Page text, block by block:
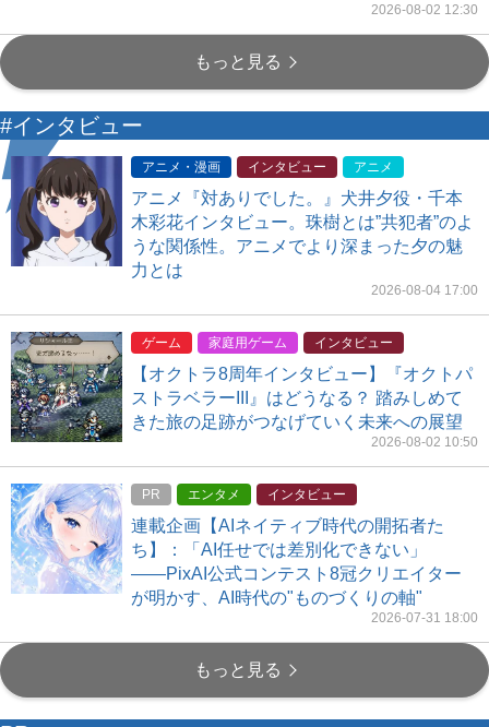
2026-08-02 12:30
もっと見る
#インタビュー
アニメ・漫画 インタビュー アニメ
アニメ『対ありでした。』犬井夕役・千本
木彩花インタビュー。珠樹とは”共犯者”のよ
うな関係性。アニメでより深まった夕の魅
力とは
2026-08-04 17:00
ゲーム 家庭用ゲーム インタビュー
【オクトラ8周年インタビュー】『オクトパ
ストラベラーIII』はどうなる？ 踏みしめて
きた旅の足跡がつなげていく未来への展望
2026-08-02 10:50
PR エンタメ インタビュー
連載企画【AIネイティブ時代の開拓者た
ち】：「AI任せでは差別化できない」
――PixAI公式コンテスト8冠クリエイター
が明かす、AI時代の"ものづくりの軸"
2026-07-31 18:00
もっと見る